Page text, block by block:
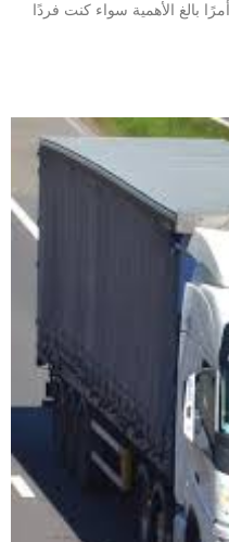
بالغ الأهمية سواء كنت فردًا